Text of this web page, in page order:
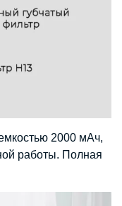
2000 мАч,
работы. Полная